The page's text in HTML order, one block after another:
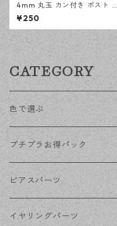
4mm 丸玉 カン付き ポスト ピ
アス シルバー 20ピース 金属
キャッチ ピアス 【en工房】
¥250
CATEGORY
色で選ぶ
KCゴールド
ゴールド
シルバー
プチプラお得パック
ピアスパーツ
ポストピアス
イヤリングパーツ